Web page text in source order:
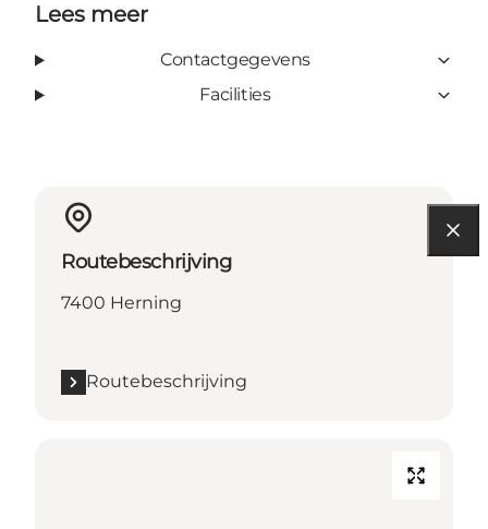
Lees meer
Contactgegevens
Facilities
Routebeschrijving
7400 Herning
Routebeschrijving